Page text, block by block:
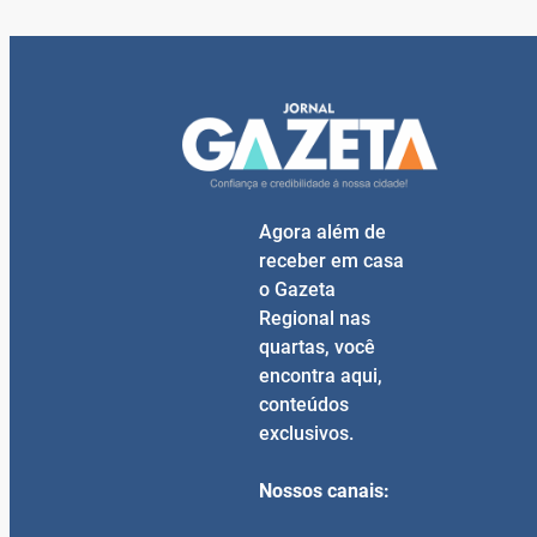
Agora além de
receber em casa
o Gazeta
Regional nas
quartas, você
encontra aqui,
conteúdos
exclusivos.
Nossos canais: